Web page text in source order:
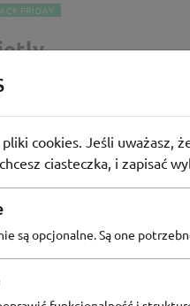
FRIDAY
-100zł 17osób użyło
Awards 2024
900 zł.
pliki cookies. Jeśli uważasz,
ciasteczka, i zapisać
są opcjonalne. Są one